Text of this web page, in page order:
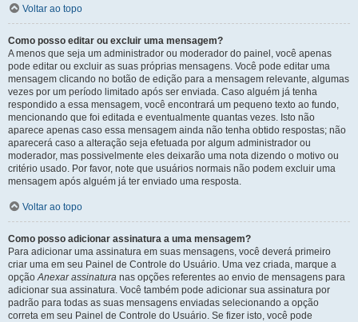
Voltar ao topo
Como posso editar ou excluir uma mensagem?
A menos que seja um administrador ou moderador do painel, você apenas
pode editar ou excluir as suas próprias mensagens. Você pode editar uma
mensagem clicando no botão de edição para a mensagem relevante, algumas
vezes por um período limitado após ser enviada. Caso alguém já tenha
respondido a essa mensagem, você encontrará um pequeno texto ao fundo,
mencionando que foi editada e eventualmente quantas vezes. Isto não
aparece apenas caso essa mensagem ainda não tenha obtido respostas; não
aparecerá caso a alteração seja efetuada por algum administrador ou
moderador, mas possivelmente eles deixarão uma nota dizendo o motivo ou
critério usado. Por favor, note que usuários normais não podem excluir uma
mensagem após alguém já ter enviado uma resposta.
Voltar ao topo
Como posso adicionar assinatura a uma mensagem?
Para adicionar uma assinatura em suas mensagens, você deverá primeiro
criar uma em seu Painel de Controle do Usuário. Uma vez criada, marque a
opçãoAnexar assinatura nas opções referentes ao envio de mensagens para
adicionar sua assinatura. Você também pode adicionar sua assinatura por
padrão para todas as suas mensagens enviadas selecionando a opção
correta em seu Painel de Controle do Usuário. Se fizer isto, você pode